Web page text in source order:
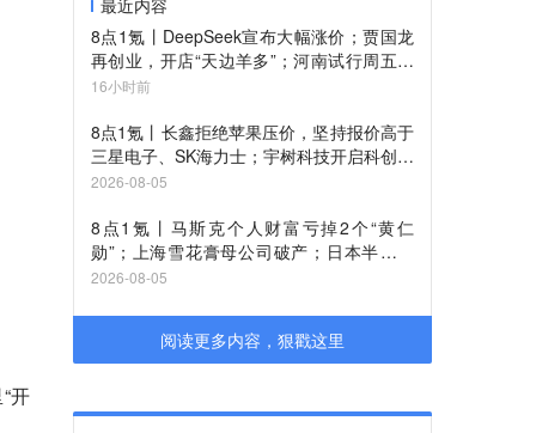
开
最近内容
8点1氪丨DeepSeek宣布大幅涨价；贾国龙
再创业，开店“天边羊多”；河南试行周五下
午弹性离岗
16小时前
8点1氪丨长鑫拒绝苹果压价，坚持报价高于
三星电子、SK海力士；宇树科技开启科创板
IPO初步询价；韩国宣布进入“国家灾难状
2026-08-05
8点1氪丨马斯克个人财富亏掉2个“黄仁
勋”；上海雪花膏母公司破产；日本半导体
或面临断供
2026-08-05
阅读更多内容，狠戳这里